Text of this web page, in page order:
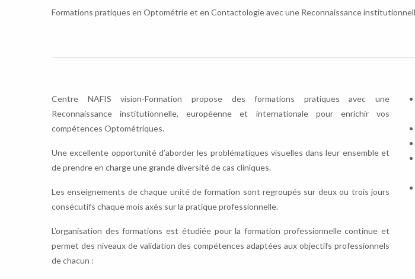
Formations pratiques en Optométrie et en Contactologie avec une Reconnaissance
Centre NAFIS vision-Formation propose des formations pratiques avec une
Reconnaissance institutionnelle, européenne et internationale pour enrichir vos
compétences Optométriques.
Une excellente opportunité d’aborder les problématiques visuelles dans leur ensemble et
de prendre en charge une grande diversité de cas cliniques.
Les enseignements de chaque unité de formation sont regroupés sur deux ou trois jours
consécutifs chaque mois axés sur la pratique professionnelle.
L’organisation des formations est étudiée pour la formation professionnelle continue et
permet des niveaux de validation des compétences adaptées aux objectifs professionnels
de chacun :